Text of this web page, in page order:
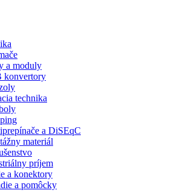
a moduly
konvertory
technika
a DiSEqC
materiál
príjem
a konektory
a pomôcky